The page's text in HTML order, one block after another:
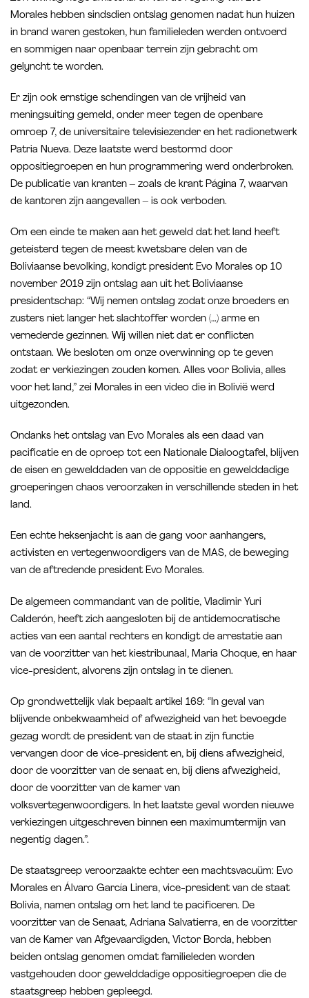
Morales hebben sindsdien ontslag genomen nadat hun huizen
in brand waren gestoken, hun familieleden werden ontvoerd
en sommigen naar openbaar terrein zijn gebracht om
gelyncht te worden.
Er zijn ook ernstige schendingen van de vrijheid van
meningsuiting gemeld, onder meer tegen de openbare
omroep 7, de universitaire televisiezender en het radionetwerk
Patria Nueva. Deze laatste werd bestormd door
oppositiegroepen en hun programmering werd onderbroken.
De publicatie van kranten – zoals de krant Página 7, waarvan
de kantoren zijn aangevallen – is ook verboden.
Om een einde te maken aan het geweld dat het land heeft
geteisterd tegen de meest kwetsbare delen van de
Boliviaanse bevolking, kondigt president Evo Morales op 10
november 2019 zijn ontslag aan uit het Boliviaanse
presidentschap: “Wij nemen ontslag zodat onze broeders en
zusters niet langer het slachtoffer worden (…) arme en
vernederde gezinnen. Wij willen niet dat er conflicten
ontstaan. We besloten om onze overwinning op te geven
zodat er verkiezingen zouden komen. Alles voor Bolivia, alles
voor het land,” zei Morales in een video die in Bolivië werd
uitgezonden.
Ondanks het ontslag van Evo Morales als een daad van
pacificatie en de oproep tot een Nationale Dialoogtafel, blijven
de eisen en gewelddaden van de oppositie en gewelddadige
groeperingen chaos veroorzaken in verschillende steden in het
land.
Een echte heksenjacht is aan de gang voor aanhangers,
activisten en vertegenwoordigers van de MAS, de beweging
van de aftredende president Evo Morales.
De algemeen commandant van de politie, Vladimir Yuri
Calderón, heeft zich aangesloten bij de antidemocratische
acties van een aantal rechters en kondigt de arrestatie aan
van de voorzitter van het kiestribunaal, Maria Choque, en haar
vice-president, alvorens zijn ontslag in te dienen.
Op grondwettelijk vlak bepaalt artikel 169: “In geval van
blijvende onbekwaamheid of afwezigheid van het bevoegde
gezag wordt de president van de staat in zijn functie
vervangen door de vice-president en, bij diens afwezigheid,
door de voorzitter van de senaat en, bij diens afwezigheid,
door de voorzitter van de kamer van
volksvertegenwoordigers. In het laatste geval worden nieuwe
verkiezingen uitgeschreven binnen een maximumtermijn van
negentig dagen.”.
De staatsgreep veroorzaakte echter een machtsvacuüm: Evo
Morales en Álvaro García Linera, vice-president van de staat
Bolivia, namen ontslag om het land te pacificeren. De
voorzitter van de Senaat, Adriana Salvatierra, en de voorzitter
van de Kamer van Afgevaardigden, Victor Borda, hebben
beiden ontslag genomen omdat familieleden worden
vastgehouden door gewelddadige oppositiegroepen die de
staatsgreep hebben gepleegd.